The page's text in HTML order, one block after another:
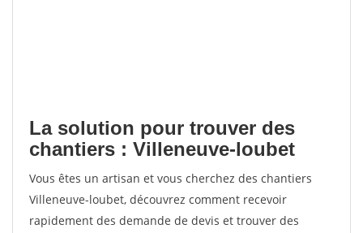
La solution pour trouver des
chantiers : Villeneuve-loubet
Vous êtes un artisan et vous cherchez des chantiers
Villeneuve-loubet, découvrez comment recevoir
rapidement des demande de devis et trouver des